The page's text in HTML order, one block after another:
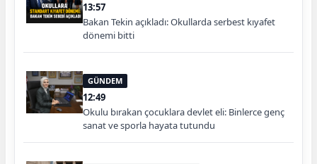
13:57
Bakan Tekin açıkladı: Okullarda serbest kıyafet
dönemi bitti
GÜNDEM
12:49
Okulu bırakan çocuklara devlet eli: Binlerce genç
sanat ve sporla hayata tutundu